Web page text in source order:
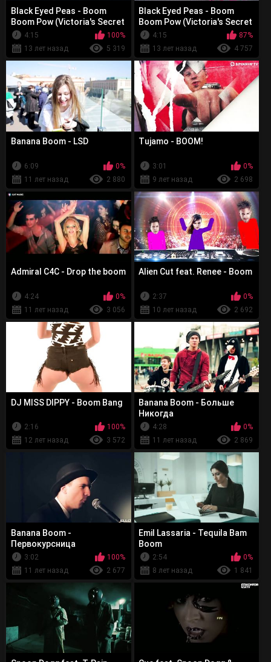
Black Eyed Peas - Boom
Boom Pow (Victoria's Secret
Fashion Show)
4:15
100%
13 лет назад
5 319
Black Eyed Peas - Boom
Boom Pow (Victoria's Secret
Fashion Show) 1
4:15
87%
13 лет назад
4 757
Banana Boom - LSD
6:09
0%
11 лет назад
2 880
Tujamo - BOOM!
3:01
0%
9 лет назад
2 698
Admiral C4C - Drop the boom
4:24
0%
11 лет назад
3 056
Alien Cut feat. Renee - Boom
2:37
0%
10 лет назад
2 692
DJ MISS DIPPY - Boom Bang
2:16
100%
12 лет назад
3 572
Banana Boom - Больше
Никогда
4:28
0%
11 лет назад
2 869
Banana Boom -
Первокурсница
3:02
100%
11 лет назад
2 677
Emil Lassaria - Tequila Bam
Boom
2:54
0%
8 лет назад
1 841